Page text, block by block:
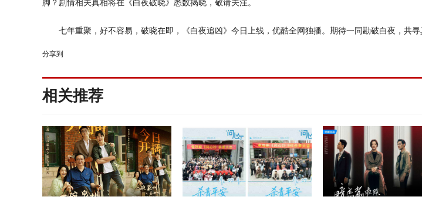
脚？剧情相关真相将在《白夜破晓》悉数揭晓，敬请关注。
七年重聚，好不容易，破晓在即，《白夜追凶》今日上线，优酷全网独播。期待一同勘破白夜，共寻
分享到
相关推荐